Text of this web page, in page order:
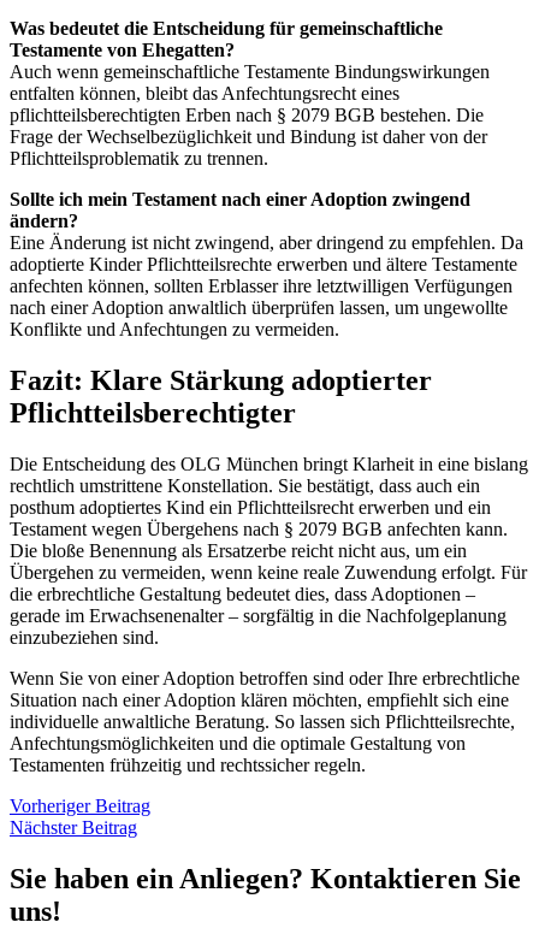
Was bedeutet die Entscheidung für gemeinschaftliche
Testamente von Ehegatten?
Auch wenn gemeinschaftliche Testamente Bindungswirkungen
entfalten können, bleibt das Anfechtungsrecht eines
pflichtteilsberechtigten Erben nach § 2079 BGB bestehen. Die
Frage der Wechselbezüglichkeit und Bindung ist daher von der
Pflichtteilsproblematik zu trennen.
Sollte ich mein Testament nach einer Adoption zwingend
ändern?
Eine Änderung ist nicht zwingend, aber dringend zu empfehlen. Da
adoptierte Kinder Pflichtteilsrechte erwerben und ältere Testamente
anfechten können, sollten Erblasser ihre letztwilligen Verfügungen
nach einer Adoption anwaltlich überprüfen lassen, um ungewollte
Konflikte und Anfechtungen zu vermeiden.
Fazit: Klare Stärkung adoptierter
Pflichtteilsberechtigter
Die Entscheidung des OLG München bringt Klarheit in eine bislang
rechtlich umstrittene Konstellation. Sie bestätigt, dass auch ein
posthum adoptiertes Kind ein Pflichtteilsrecht erwerben und ein
Testament wegen Übergehens nach § 2079 BGB anfechten kann.
Die bloße Benennung als Ersatzerbe reicht nicht aus, um ein
Übergehen zu vermeiden, wenn keine reale Zuwendung erfolgt. Für
die erbrechtliche Gestaltung bedeutet dies, dass Adoptionen –
gerade im Erwachsenenalter – sorgfältig in die Nachfolgeplanung
einzubeziehen sind.
Wenn Sie von einer Adoption betroffen sind oder Ihre erbrechtliche
Situation nach einer Adoption klären möchten, empfiehlt sich eine
individuelle anwaltliche Beratung. So lassen sich Pflichtteilsrechte,
Anfechtungsmöglichkeiten und die optimale Gestaltung von
Testamenten frühzeitig und rechtssicher regeln.
Vorheriger Beitrag
Nächster Beitrag
Sie haben ein Anliegen? Kontaktieren Sie
uns!